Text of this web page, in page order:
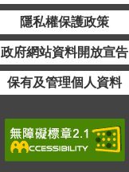
隱私權保護政策
政府網站資料開放宣告
保有及管理個人資料